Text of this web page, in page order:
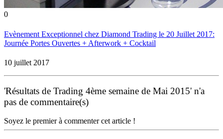
0
Evènement Exceptionnel chez Diamond Trading le 20 Juillet 2017:
Journée Portes Ouvertes + Afterwork + Cocktail
10 juillet 2017
'Résultats de Trading 4ème semaine de Mai 2015' n'a
pas de commentaire(s)
Soyez le premier à commenter cet article !